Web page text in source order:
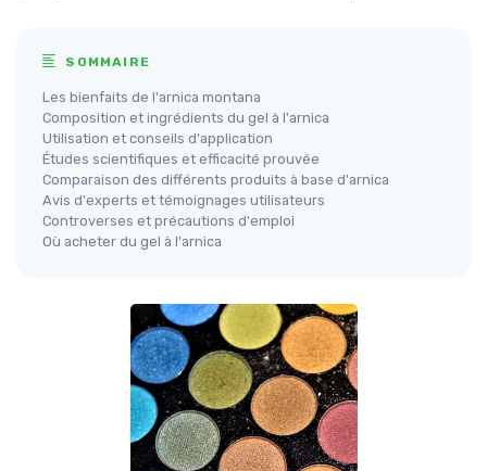
SOMMAIRE
Les bienfaits de l'arnica montana
Composition et ingrédients du gel à l'arnica
Utilisation et conseils d'application
Études scientifiques et efficacité prouvée
Comparaison des différents produits à base d'arnica
Avis d'experts et témoignages utilisateurs
Controverses et précautions d'emploi
Où acheter du gel à l'arnica